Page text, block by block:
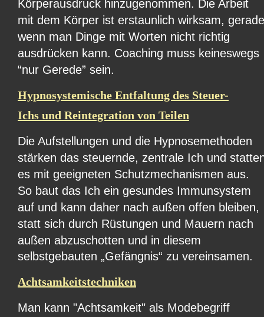
Körperausdruck hinzugenommen. Die Arbeit
mit dem Körper ist erstaunlich wirksam,
wenn man Dinge mit Worten nicht richtig
ausdrücken kann. Coaching muss keineswegs
“nur Gerede” sein.
Hypnosystemische Entfaltung des Steuer-
Ichs und Reintegration von Teilen
Die Aufstellungen und die Hypnosemethoden
stärken das steuernde, zentrale Ich und
es mit geeigneten Schutzmechanismen aus.
So baut das Ich ein gesundes Immunsystem
auf und kann daher nach außen offen bleiben,
statt sich durch Rüstungen und Mauern nach
außen abzuschotten und in diesem
selbstgebauten „Gefängnis“ zu vereinsamen.
Achtsamkeitstechniken
Man kann "Achtsamkeit" als Modebegriff